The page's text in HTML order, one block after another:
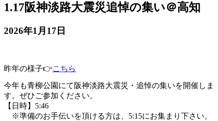
1.17阪神淡路大震災追悼の集い＠高知
2026年1月17日
昨年の様子👉こちら
今年も青柳公園にて阪神淡路大震災・追悼の集いを開催しま
す。ぜひご参加ください。
【日時】5:46
※準備のお手伝いを頂ける方は、5:15にお集まり下さい。